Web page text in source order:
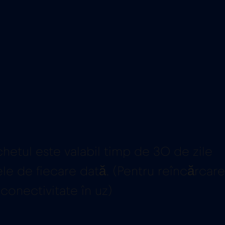
este valabil timp de 30 de zile
de fiecare dată. (Pentru reîncărcare
în uz)